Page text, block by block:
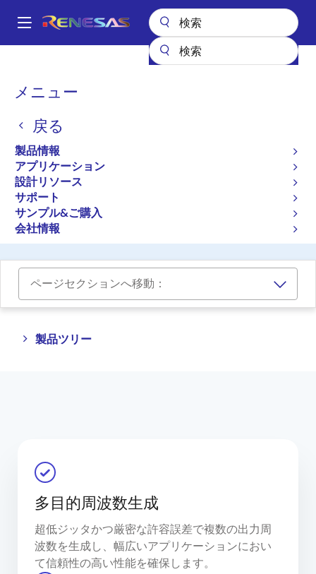
ン
Main
メニュー
戻る
製品情報
アプリケーション
設計リソース
サポート
サンプル&ご購入
会社情報
パ
く
ず
クロックとタイミング クロック生成
クロックジェネレータ、周
波数シンセサイザ、PLLお
よび差動クロック
ページセクションへ移動：
製品ツリー
Close
Open
多目的周波数生成
超低ジッタかつ厳密な許容誤差で複数の出力周
波数を生成し、幅広いアプリケーションにおい
て信頼性の高い性能を確保します。